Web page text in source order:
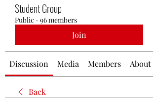
Student Group
Public · 96 members
Join
Discussion Media Members About
Back